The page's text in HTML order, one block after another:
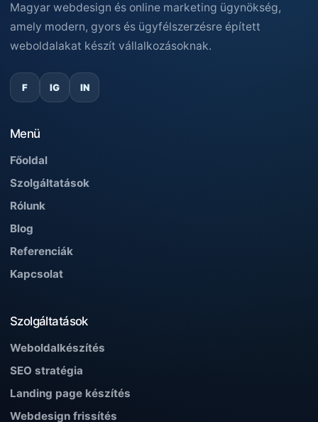
Magyar webdesign és online marketing ügynökség,
amely modern, gyors és ügyfélszerzésre épített
weboldalakat készít vállalkozásoknak.
F IG IN
Menü
Főoldal
Szolgáltatások
Rólunk
Blog
Referenciák
Kapcsolat
Szolgáltatások
Weboldalkészítés
SEO stratégia
Landing page készítés
Webdesign frissítés